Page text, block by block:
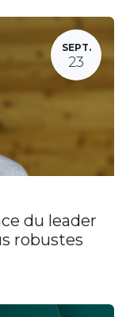
SEPT.
23
du leader
robustes